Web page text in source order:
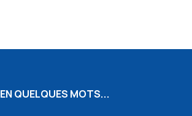
EN QUELQUES MOTS...